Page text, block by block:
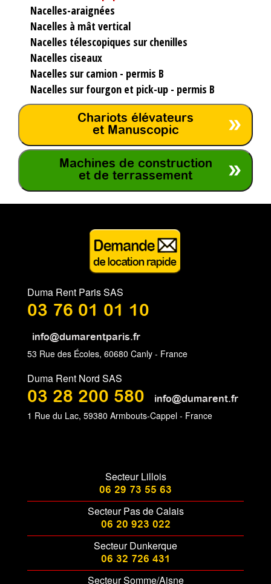
Nacelles-araignées
Nacelles à mât vertical
Nacelles télescopiques sur chenilles
Nacelles ciseaux
Nacelles sur camion - permis B
Nacelles sur fourgon et pick-up - permis B
Chariots élévateurs
et Manuscopic
Machines de construction
et de terrassement
Duma Rent Paris SAS
03 76 01 01 10
info@dumarentparis.fr
53 Rue des Écoles, 60680 Canly - France
Duma Rent Nord SAS
03 28 200 580 info@dumarent.fr
1 Rue du Lac, 59380 Armbouts-Cappel - France
Secteur Lillois
06 29 73 55 63
Secteur Pas de Calais
06 20 923 022
Secteur Dunkerque
06 32 726 431
Secteur Somme/Aisne